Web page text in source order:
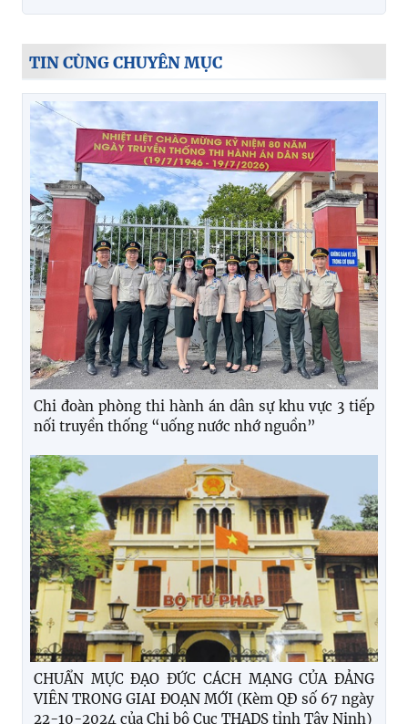
TIN CÙNG CHUYÊN MỤC
Chi đoàn phòng thi hành án dân sự khu vực 3 tiếp
nối truyền thống “uống nước nhớ nguồn”
CHUẨN MỰC ĐẠO ĐỨC CÁCH MẠNG CỦA ĐẢNG
VIÊN TRONG GIAI ĐOẠN MỚI (Kèm QĐ số 67 ngày
22-10-2024 của Chi bộ Cục THADS tỉnh Tây Ninh)